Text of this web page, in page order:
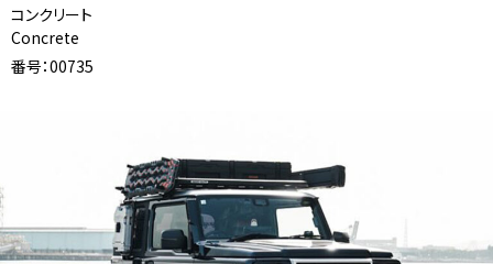
コンクリート
Concrete
番号：00735